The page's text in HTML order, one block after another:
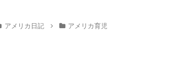
アメリカ日記 アメリカ育児